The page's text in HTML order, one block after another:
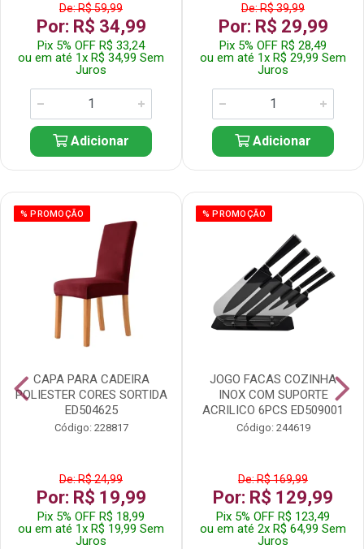
De: R$ 59,99
Por: R$ 34,99
Pix 5% OFF R$ 33,24
ou em até 1x R$ 34,99 Sem
Juros
Adicionar
De: R$ 39,99
Por: R$ 29,99
Pix 5% OFF R$ 28,49
ou em até 1x R$ 29,99 Sem
Juros
Adicionar
% PROMOÇÃO
CAPA PARA CADEIRA
POLIESTER CORES SORTIDA
ED504625
Código: 228817
De: R$ 24,99
Por: R$ 19,99
Pix 5% OFF R$ 18,99
ou em até 1x R$ 19,99 Sem
Juros
% PROMOÇÃO
JOGO FACAS COZINHA
INOX COM SUPORTE
ACRILICO 6PCS ED509001
Código: 244619
De: R$ 169,99
Por: R$ 129,99
Pix 5% OFF R$ 123,49
ou em até 2x R$ 64,99 Sem
Juros